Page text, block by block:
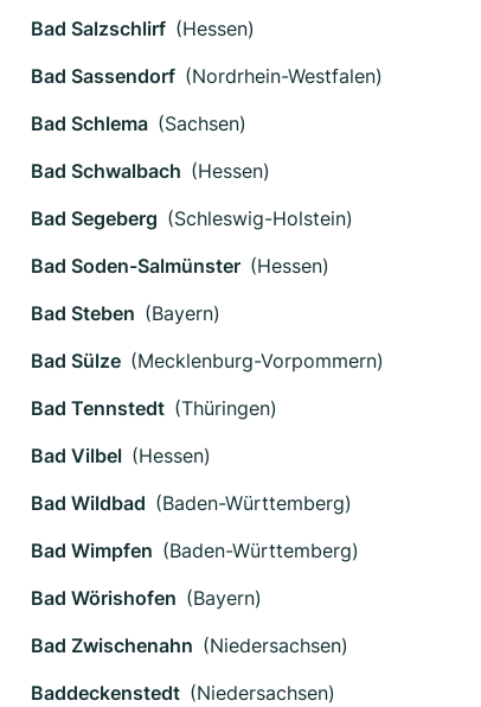
Bad Salzschlirf (Hessen)
Bad Sassendorf (Nordrhein-Westfalen)
Bad Schlema (Sachsen)
Bad Schwalbach (Hessen)
Bad Segeberg (Schleswig-Holstein)
Bad Soden-Salmünster (Hessen)
Bad Steben (Bayern)
Bad Sülze (Mecklenburg-Vorpommern)
Bad Tennstedt (Thüringen)
Bad Vilbel (Hessen)
Bad Wildbad (Baden-Württemberg)
Bad Wimpfen (Baden-Württemberg)
Bad Wörishofen (Bayern)
Bad Zwischenahn (Niedersachsen)
Baddeckenstedt (Niedersachsen)